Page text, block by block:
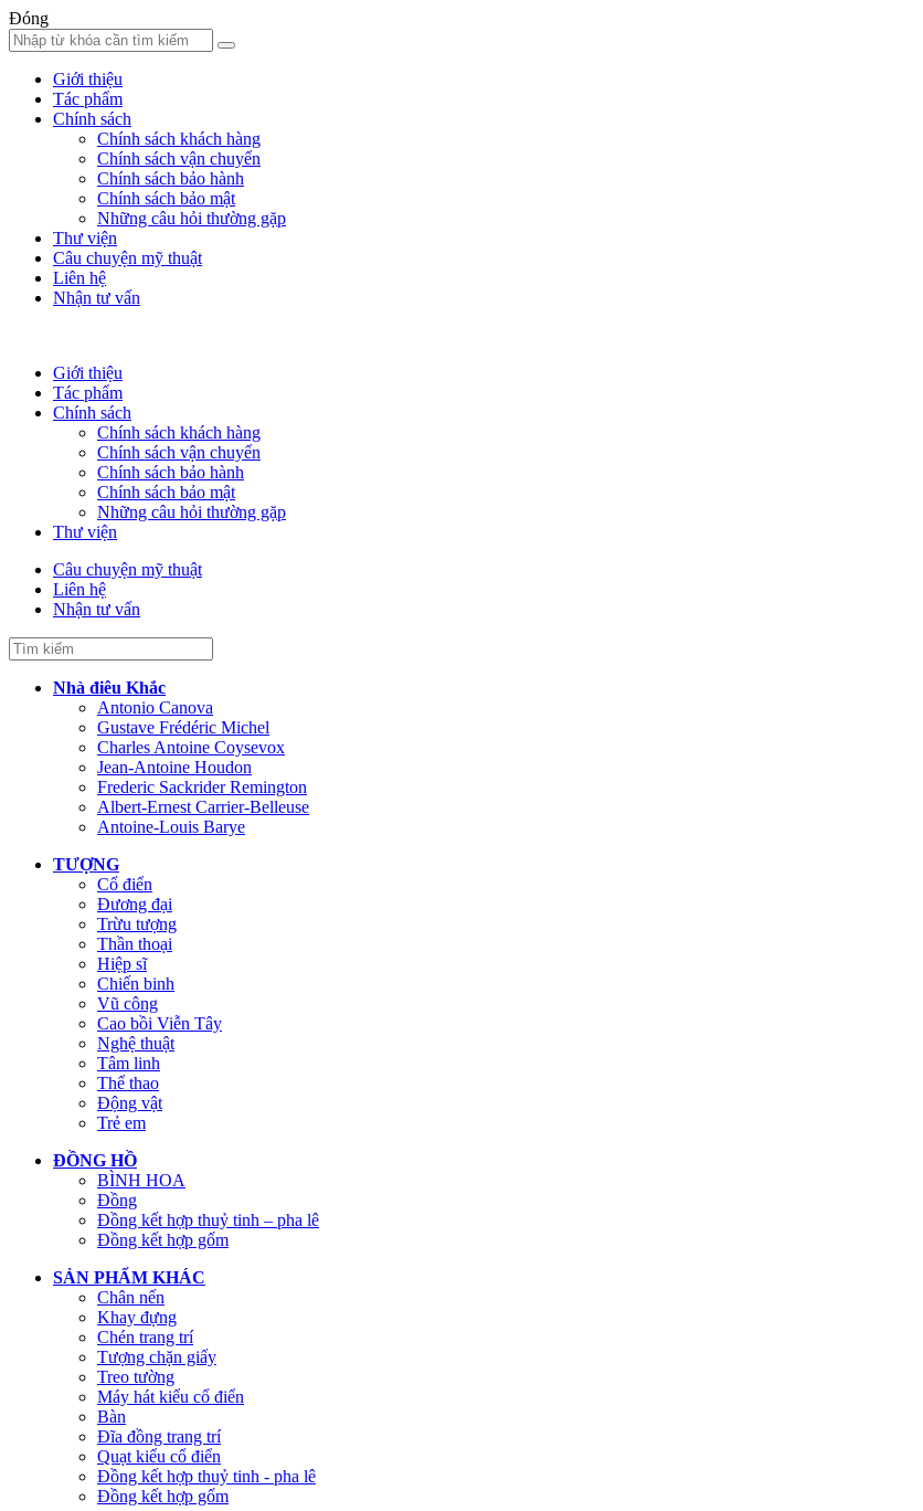
Đóng
Giới thiệu
Tác phẩm
Chính sách
Chính sách khách hàng
Chính sách vận chuyển
Chính sách bảo hành
Chính sách bảo mật
Những câu hỏi thường gặp
Thư viện
Câu chuyện mỹ thuật
Liên hệ
Nhận tư vấn
Giới thiệu
Tác phẩm
Chính sách
Chính sách khách hàng
Chính sách vận chuyển
Chính sách bảo hành
Chính sách bảo mật
Những câu hỏi thường gặp
Thư viện
Câu chuyện mỹ thuật
Liên hệ
Nhận tư vấn
Nhà điêu Khắc
Antonio Canova
Gustave Frédéric Michel
Charles Antoine Coysevox
Jean-Antoine Houdon
Frederic Sackrider Remington
Albert-Ernest Carrier-Belleuse
Antoine-Louis Barye
TƯỢNG
Cổ điển
Đương đại
Trừu tượng
Thần thoại
Hiệp sĩ
Chiến binh
Vũ công
Cao bồi Viễn Tây
Nghệ thuật
Tâm linh
Thể thao
Động vật
Trẻ em
ĐỒNG HỒ
BÌNH HOA
Đồng
Đồng kết hợp thuỷ tinh – pha lê
Đồng kết hợp gốm
SẢN PHẨM KHÁC
Chân nến
Khay đựng
Chén trang trí
Tượng chặn giấy
Treo tường
Máy hát kiểu cổ điển
Bàn
Đĩa đồng trang trí
Quạt kiểu cổ điển
Đồng kết hợp thuỷ tinh - pha lê
Đồng kết hợp gốm